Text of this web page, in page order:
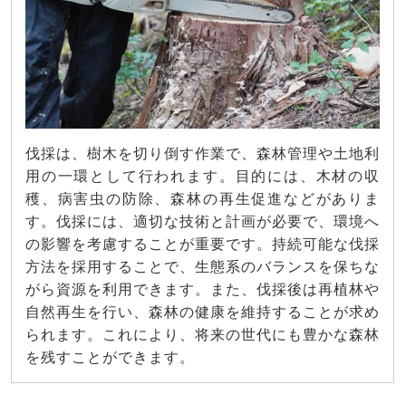
伐採は、樹木を切り倒す作業で、森林管理や土地利
用の一環として行われます。目的には、木材の収
穫、病害虫の防除、森林の再生促進などがありま
す。伐採には、適切な技術と計画が必要で、環境へ
の影響を考慮することが重要です。持続可能な伐採
方法を採用することで、生態系のバランスを保ちな
がら資源を利用できます。また、伐採後は再植林や
自然再生を行い、森林の健康を維持することが求め
られます。これにより、将来の世代にも豊かな森林
を残すことができます。